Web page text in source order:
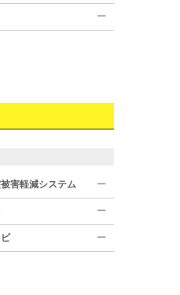
ー
害軽減システム ー
ー
ー